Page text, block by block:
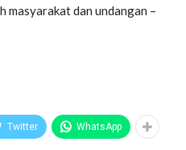
masyarakat dan undangan –
Twitter WhatsApp